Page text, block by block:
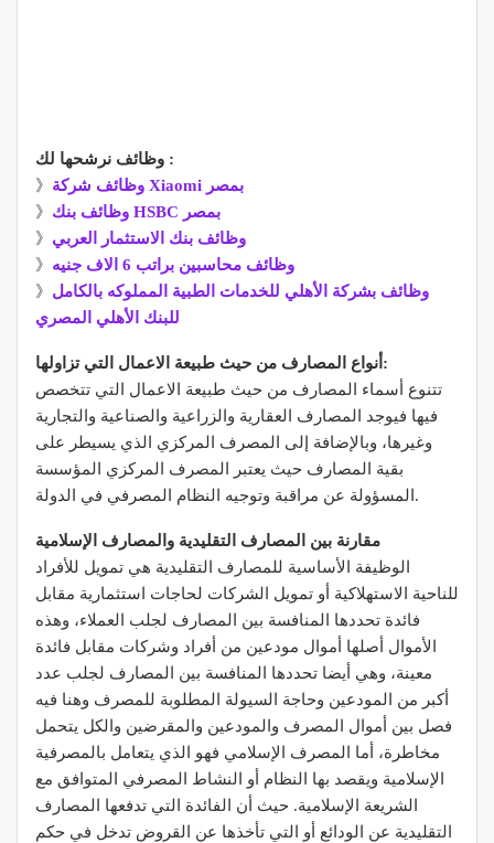
وظائف نرشحها لك :
》
وظائف شركة Xiaomi بمصر
》
وظائف بنك HSBC بمصر
》 وظائف بنك الاستثمار العربي
》
وظائف محاسبين براتب 6 الاف جنيه
》 وظائف بشركة الأهلي للخدمات الطبية المملوكه بالكامل
للبنك الأهلي المصري
أنواع المصارف من حيث طبيعة الاعمال التي تزاولها:
تتنوع أسماء المصارف من حيث طبيعة الاعمال التي تتخصص
فيها فيوجد المصارف العقارية والزراعية والصناعية والتجارية
وغيرها، وبالإضافة إلى المصرف المركزي الذي يسيطر على
بقية المصارف حيث يعتبر المصرف المركزي المؤسسة
المسؤولة عن مراقبة وتوجيه النظام المصرفي في الدولة.
مقارنة بين المصارف التقليدية والمصارف الإسلامية
الوظيفة الأساسية للمصارف التقليدية هي تمويل للأفراد
للناحية الاستهلاكية أو تمويل الشركات لحاجات استثمارية مقابل
فائدة تحددها المنافسة بين المصارف لجلب العملاء، وهذه
الأموال أصلها أموال مودعين من أفراد وشركات مقابل فائدة
معينة، وهي أيضا تحددها المنافسة بين المصارف لجلب عدد
أكبر من المودعين وحاجة السيولة المطلوبة للمصرف وهنا فيه
فصل بين أموال المصرف والمودعين والمقرضين والكل يتحمل
مخاطرة، أما المصرف الإسلامي فهو الذي يتعامل بالمصرفية
الإسلامية ويقصد بها النظام أو النشاط المصرفي المتوافق مع
الشريعة الإسلامية. حيث أن الفائدة التي تدفعها المصارف
التقليدية عن الودائع أو التي تأخذها عن القروض تدخل في حكم